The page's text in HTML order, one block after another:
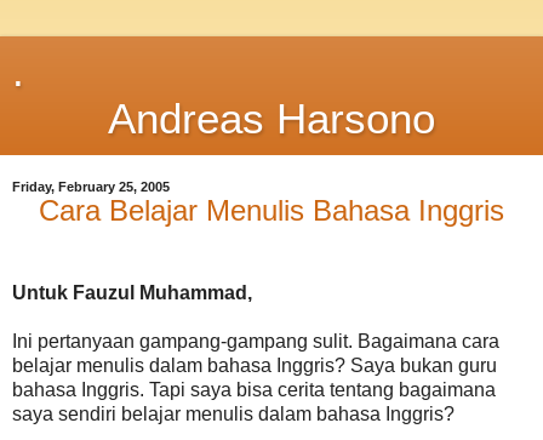
.
Andreas Harsono
Friday, February 25, 2005
Cara Belajar Menulis Bahasa Inggris
Untuk Fauzul Muhammad,
Ini pertanyaan gampang-gampang sulit. Bagaimana cara
belajar menulis dalam bahasa Inggris? Saya bukan guru
bahasa Inggris. Tapi saya bisa cerita tentang bagaimana
saya sendiri belajar menulis dalam bahasa Inggris?